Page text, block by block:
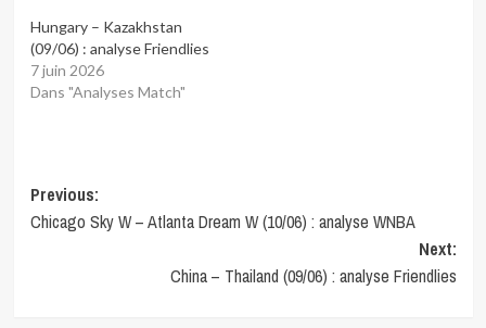
Hungary – Kazakhstan
(09/06) : analyse Friendlies
7 juin 2026
Dans "Analyses Match"
Post
navigation
Previous:
Chicago Sky W – Atlanta Dream W (10/06) : analyse WNBA
Next:
China – Thailand (09/06) : analyse Friendlies